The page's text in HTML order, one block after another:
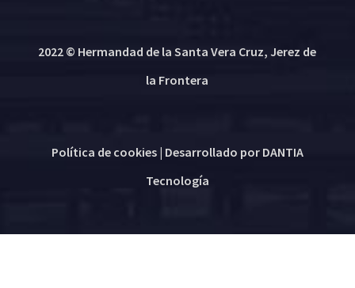
2022 © Hermandad de la Santa Vera Cruz, Jerez de
la Frontera
Política de cookies| Desarrollado por DANTIA
Tecnología